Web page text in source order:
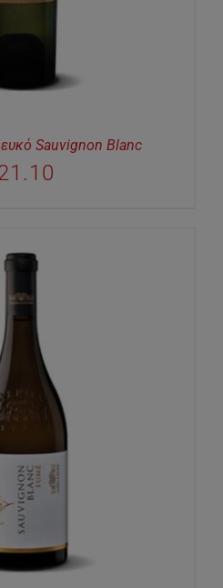
Sauvignon Blanc